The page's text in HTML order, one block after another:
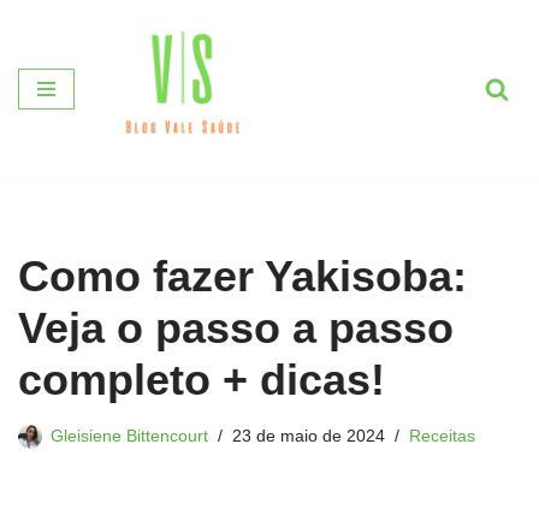
Pular
para
Como fazer Yakisoba:
Veja o passo a passo
completo + dicas!
Gleisiene Bittencourt 23 de maio de 2024 Receitas